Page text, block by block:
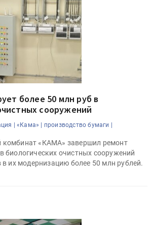
более 50 млн руб в
сооружений
| «Кама» | производство бумаги |
«КАМА» завершил ремонт
биологических очистных сооружений
их модернизацию более 50 млн рублей.